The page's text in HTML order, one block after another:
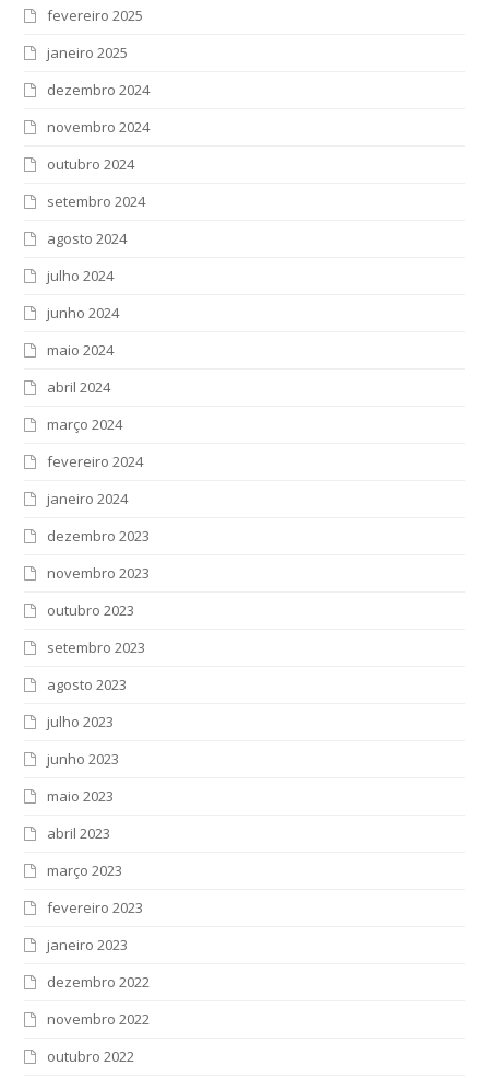
fevereiro 2025
janeiro 2025
dezembro 2024
novembro 2024
outubro 2024
setembro 2024
agosto 2024
julho 2024
junho 2024
maio 2024
abril 2024
março 2024
fevereiro 2024
janeiro 2024
dezembro 2023
novembro 2023
outubro 2023
setembro 2023
agosto 2023
julho 2023
junho 2023
maio 2023
abril 2023
março 2023
fevereiro 2023
janeiro 2023
dezembro 2022
novembro 2022
outubro 2022